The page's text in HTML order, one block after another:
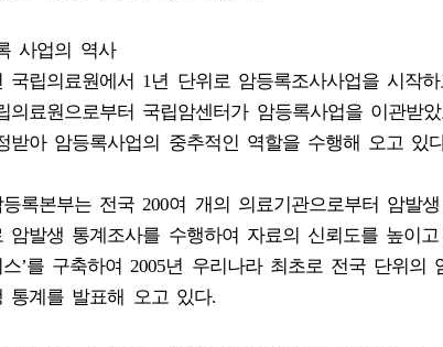
사업의 역사
국립의료원에서 1년 단위로 암등록조사사업을 시작
의료원으로부터 국립암센터가 암등록사업을 이관받
받아 암등록사업의 중추적인 역할을 수행해 오고 있
등록본부는 전국 200여 개의 의료기관으로부터 암발
암발생 통계조사를 수행하여 자료의 신뢰도를 높이
스’를 구축하여 2005년 우리나라 최초로 전국 단위
통계를 발표해 오고 있다.